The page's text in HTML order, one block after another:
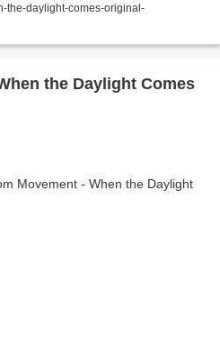
the-daylight-comes-original-
the Daylight Comes